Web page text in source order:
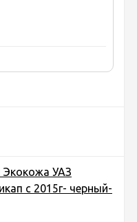
УАЗ
с 2015г- черный-